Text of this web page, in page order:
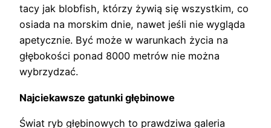
tacy jak blobfish, którzy żywią się wszystkim, co
osiada na morskim dnie, nawet jeśli nie wygląda
apetycznie. Być może w warunkach życia na
głębokości ponad 8000 metrów nie można
wybrzydzać.
Najciekawsze gatunki głębinowe
Świat ryb głębinowych to prawdziwa galeria